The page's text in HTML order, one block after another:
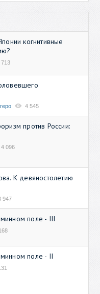
когнитивные
713
4 545
против России:
4 096
К девяностолетию
947
поле - III
поле - II